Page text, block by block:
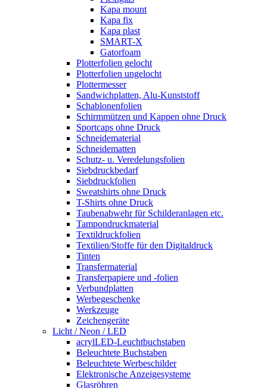
Kapa mount
Kapa fix
Kapa plast
SMART-X
Gatorfoam
Plotterfolien gelocht
Plotterfolien ungelocht
Plottermesser
Sandwichplatten, Alu-Kunststoff
Schablonenfolien
Schirmmützen und Kappen ohne Druck
Sportcaps ohne Druck
Schneidematerial
Schneidematten
Schutz- u. Veredelungsfolien
Siebdruckbedarf
Siebdruckfolien
Sweatshirts ohne Druck
T-Shirts ohne Druck
Taubenabwehr für Schilderanlagen etc.
Tampondruckmaterial
Textildruckfolien
Textilien/Stoffe für den Digitaldruck
Tinten
Transfermaterial
Transferpapiere und -folien
Verbundplatten
Werbegeschenke
Werkzeuge
Zeichengeräte
Licht / Neon / LED
acrylLED-Leuchtbuchstaben
Beleuchtete Buchstaben
Beleuchtete Werbeschilder
Elektronische Anzeigesysteme
Glasröhren